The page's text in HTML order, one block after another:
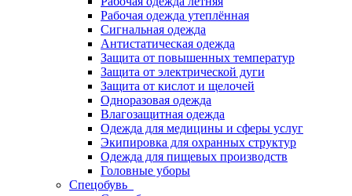
Рабочая одежда утеплённая
Сигнальная одежда
Антистатическая одежда
Защита от повышенных температур
Защита от электрической дуги
Защита от кислот и щелочей
Одноразовая одежда
Влагозащитная одежда
Одежда для медицины и сферы услуг
Экипировка для охранных структур
Одежда для пищевых производств
Головные уборы
Спецобувь